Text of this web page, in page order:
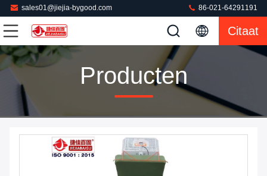
sales01@jiejia-bygood.com 86-021-64291191
Citaat
Producten